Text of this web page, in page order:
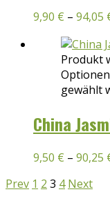
9,90 € – 94,05
Produkt
gewählt
China
9,50 € – 90,25
Prev 1 2 3 4 Next